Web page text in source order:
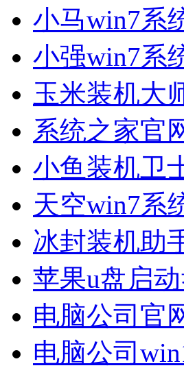
小马win7系
小强win7系
玉米装机大
系统之家官
小鱼装机卫
天空win7系
冰封装机助
苹果u盘启
电脑公司官
电脑公司